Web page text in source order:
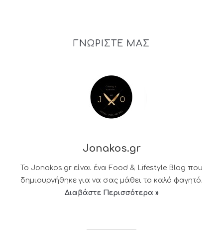
ΓΝΩΡΙΣΤΕ ΜΑΣ
Jonakos.gr
Το Jonakos.gr είναι ένα Food & Lifestyle Blog που
δημιουργήθηκε για να σας μάθει το καλό φαγητό.
Διαβάστε Περισσότερα »